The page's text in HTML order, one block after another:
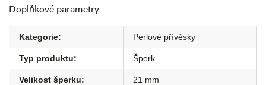
Doplňkové parametry
Kategorie: Perlové přívěsky
Typ produktu: Šperk
Velikost šperku: 21 mm